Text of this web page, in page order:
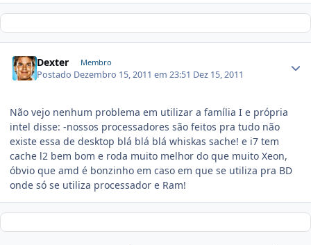
Dexter Membro
Postado Dezembro 15, 2011 em 23:51 Dez 15, 2011
Não vejo nenhum problema em utilizar a família I e própria
intel disse: -nossos processadores são feitos pra tudo não
existe essa de desktop blá blá blá whiskas sache! e i7 tem
cache l2 bem bom e roda muito melhor do que muito Xeon,
óbvio que amd é bonzinho em caso em que se utiliza pra BD
onde só se utiliza processador e Ram!